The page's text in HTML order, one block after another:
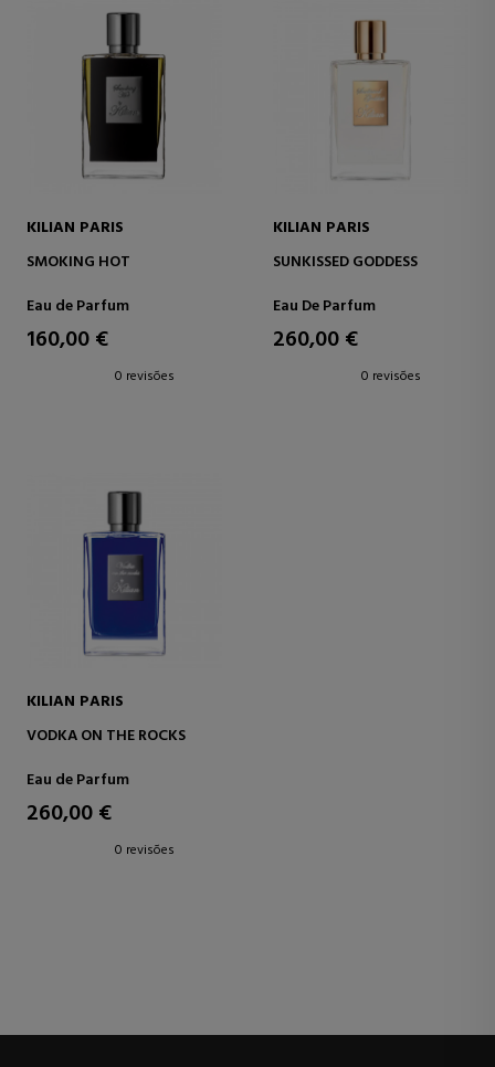
KILIAN PARIS
SMOKING HOT
Eau de Parfum
160,00 €
0 revisões
KILIAN PARIS
SUNKISSED GODDESS
Eau De Parfum
260,00 €
0 revisões
KILIAN PARIS
VODKA ON THE ROCKS
Eau de Parfum
260,00 €
0 revisões